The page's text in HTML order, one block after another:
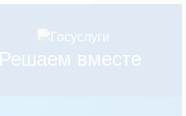
Решаем вместе